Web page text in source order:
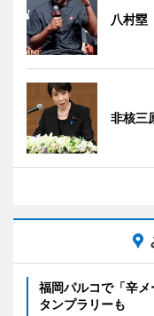
八村塁
非核三
福岡パルコで「辛
タンプラリーも